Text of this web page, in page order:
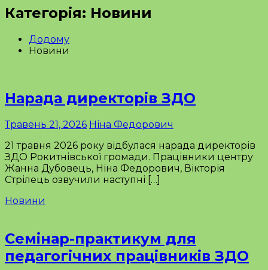
Категорія: Новини
Додому
Новини
Нарада директорів ЗДО
Травень 21, 2026 Ніна Федорович
21 травня 2026 року відбулася нарада директорів
ЗДО Рокитнівської громади. Працівники центру
Жанна Дубовець, Ніна Федорович, Вікторія
Стрілець озвучили наступні […]
Новини
Семінар-практикум для
педагогічних працівників ЗДО